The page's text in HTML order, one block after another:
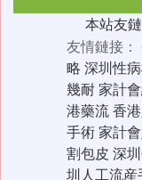
本站友
友情鏈接：
略 深圳性
幾耐家計
港藥流香
手術家計
割包皮 深
圳人工流産